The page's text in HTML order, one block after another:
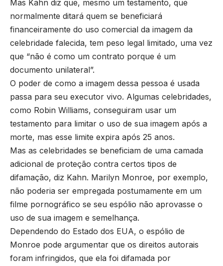
Mas Kahn diz que, mesmo um testamento, que
normalmente ditará quem se beneficiará
financeiramente do uso comercial da imagem da
celebridade falecida, tem peso legal limitado, uma vez
que “não é como um contrato porque é um
documento unilateral”.
O poder de como a imagem dessa pessoa é usada
passa para seu executor vivo. Algumas celebridades,
como Robin Williams, conseguiram usar um
testamento para limitar o uso de sua imagem após a
morte, mas esse limite expira após 25 anos.
Mas as celebridades se beneficiam de uma camada
adicional de proteção contra certos tipos de
difamação, diz Kahn. Marilyn Monroe, por exemplo,
não poderia ser empregada postumamente em um
filme pornográfico se seu espólio não aprovasse o
uso de sua imagem e semelhança.
Dependendo do Estado dos EUA, o espólio de
Monroe pode argumentar que os direitos autorais
foram infringidos, que ela foi difamada por